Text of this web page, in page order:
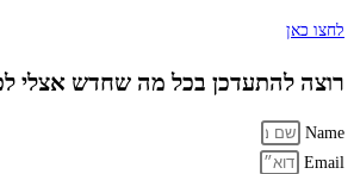
לחצו כאן
רוצה להתעדכן בכל מה שחדש אצלי
Name
Email